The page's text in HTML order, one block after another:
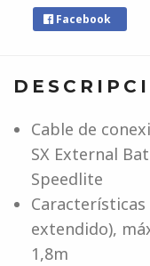
Facebook
Cable de
SX External
Speedlite
extendido),
1,8m